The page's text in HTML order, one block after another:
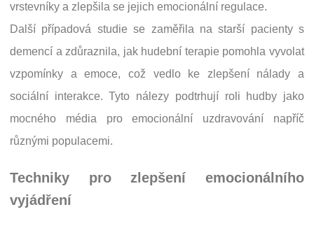
vrstevníky a zlepšila se jejich emocionální regulace.
Další případová studie se zaměřila na starší pacienty s
demencí a zdůraznila, jak hudební terapie pomohla vyvolat
vzpomínky a emoce, což vedlo ke zlepšení nálady a
sociální interakce. Tyto nálezy podtrhují roli hudby jako
mocného média pro emocionální uzdravování napříč
různými populacemi.
Techniky pro zlepšení emocionálního
vyjádření